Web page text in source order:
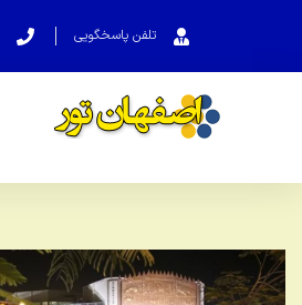
تلفن پاسخگویی